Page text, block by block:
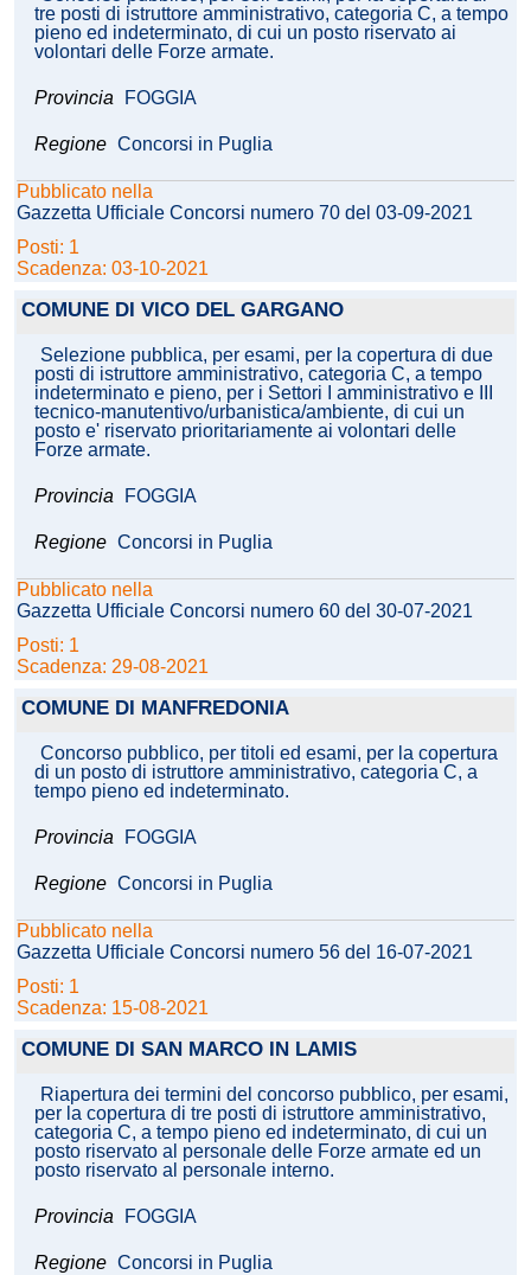
tre posti di istruttore amministrativo, categoria C, a tempo
pieno ed indeterminato, di cui un posto riservato ai
volontari delle Forze armate.
Provincia FOGGIA
Regione Concorsi in Puglia
Pubblicato nella
Gazzetta Ufficiale Concorsi numero 70 del 03-09-2021
Posti: 1
Scadenza: 03-10-2021
COMUNE DI VICO DEL GARGANO
Selezione pubblica, per esami, per la copertura di due
posti di istruttore amministrativo, categoria C, a tempo
indeterminato e pieno, per i Settori I amministrativo e III
tecnico-manutentivo/urbanistica/ambiente, di cui un
posto e' riservato prioritariamente ai volontari delle
Forze armate.
Provincia FOGGIA
Regione Concorsi in Puglia
Pubblicato nella
Gazzetta Ufficiale Concorsi numero 60 del 30-07-2021
Posti: 1
Scadenza: 29-08-2021
COMUNE DI MANFREDONIA
Concorso pubblico, per titoli ed esami, per la copertura
di un posto di istruttore amministrativo, categoria C, a
tempo pieno ed indeterminato.
Provincia FOGGIA
Regione Concorsi in Puglia
Pubblicato nella
Gazzetta Ufficiale Concorsi numero 56 del 16-07-2021
Posti: 1
Scadenza: 15-08-2021
COMUNE DI SAN MARCO IN LAMIS
Riapertura dei termini del concorso pubblico, per esami,
per la copertura di tre posti di istruttore amministrativo,
categoria C, a tempo pieno ed indeterminato, di cui un
posto riservato al personale delle Forze armate ed un
posto riservato al personale interno.
Provincia FOGGIA
Regione Concorsi in Puglia